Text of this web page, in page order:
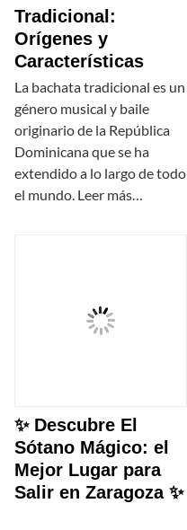
Tradicional:
Orígenes y
Características
La bachata tradicional es un
género musical y baile
originario de la República
Dominicana que se ha
extendido a lo largo de todo
el mundo. Leer más…
✨ Descubre El
Sótano Mágico: el
Mejor Lugar para
Salir en Zaragoza ✨